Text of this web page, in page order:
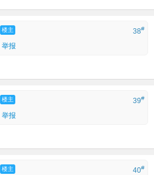
楼主 38#
举报
楼主 39#
举报
楼主 40#